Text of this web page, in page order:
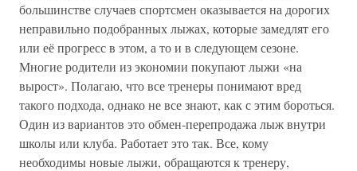
большинстве случаев спортсмен оказывается на дорогих
неправильно подобранных лыжах, которые замедлят его
или её прогресс в этом, а то и в следующем сезоне.
Многие родители из экономии покупают лыжи «на
вырост». Полагаю, что все тренеры понимают вред
такого подхода, однако не все знают, как с этим бороться.
Один из вариантов это обмен-перепродажа лыж внутри
школы или клуба. Работает это так. Все, кому
необходимы новые лыжи, обращаются к тренеру,